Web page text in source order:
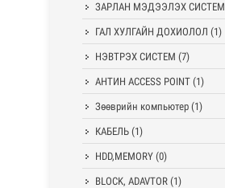
ЗАРЛАН МЭДЭЭЛЭХ СИСТЕМ
ГАЛ ХУЛГАЙН ДОХИОЛОЛ (1)
НЭВТРЭХ СИСТЕМ (7)
АНТИН ACCESS POINT (1)
Зөөврийн компьютер (1)
КАБЕЛЬ (1)
HDD,MEMORY (0)
BLOCK, ADAVTOR (1)